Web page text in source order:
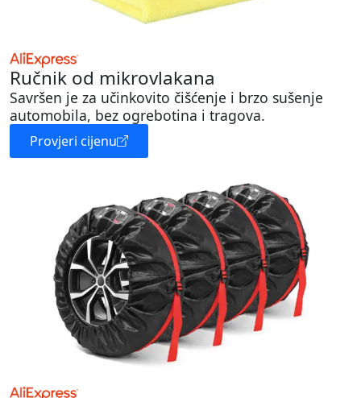
Ručnik od mikrovlakana
Savršen je za učinkovito čišćenje i brzo sušenje
automobila, bez ogrebotina i tragova.
Provjeri cijenu